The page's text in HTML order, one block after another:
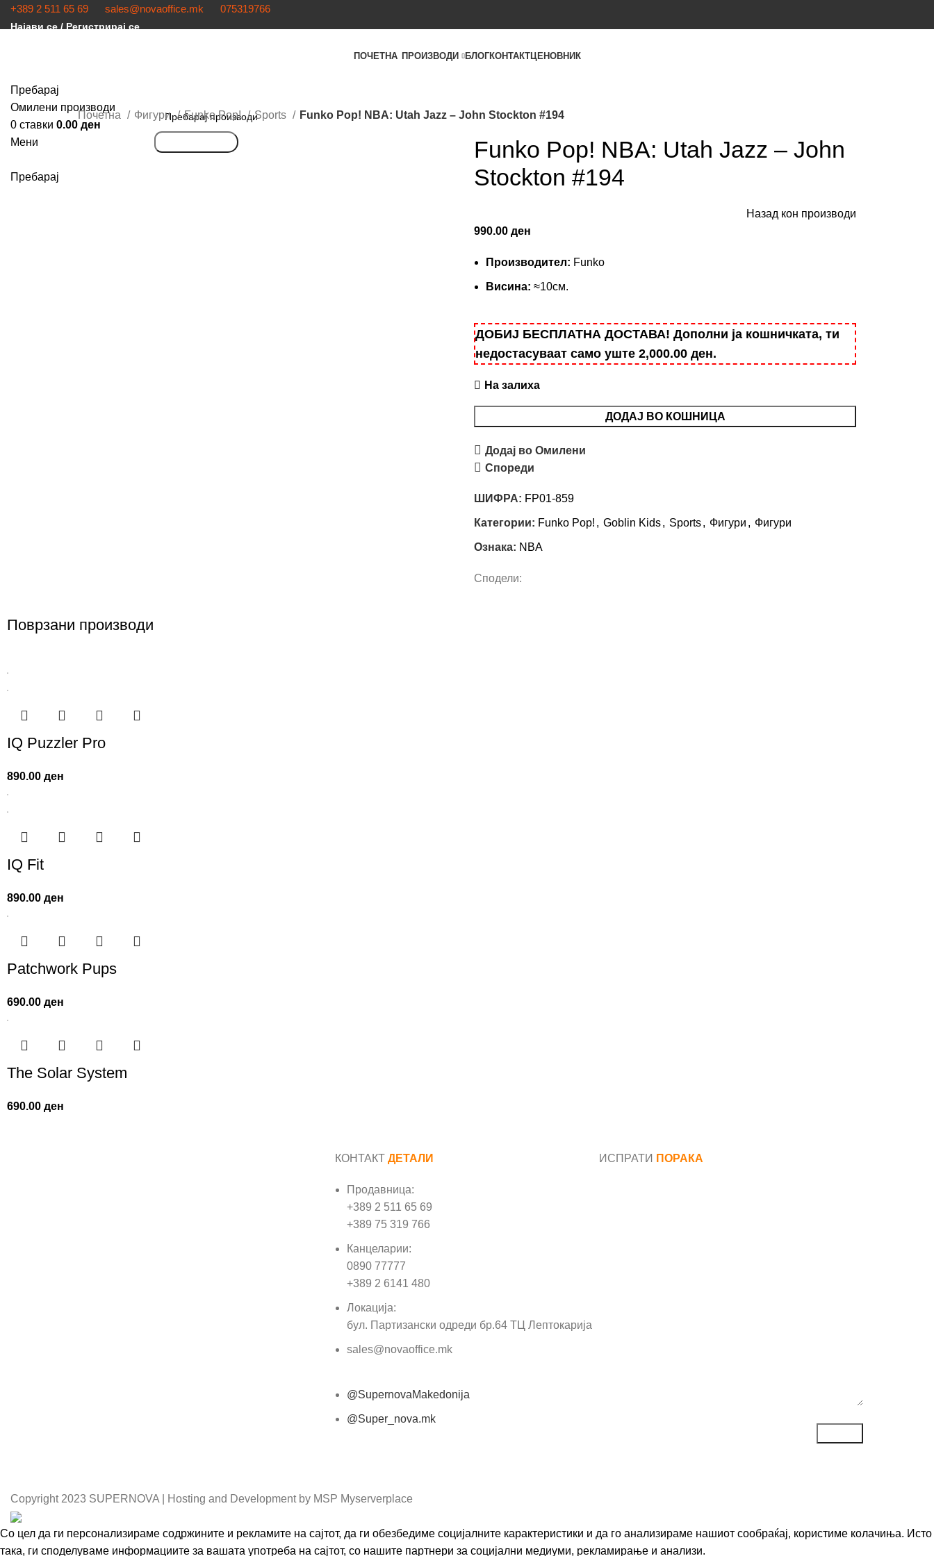
+389 2 511 65 69 sales@novaoffice.mk 075319766
Најави се / Регистрирај се
ПОЧЕТНА ПРОИЗВОДИ БЛОГКОНТАКТЦЕНОВНИК
Пребарај
Омилени производи
0 ставки 0.00 ден
Мени
Пребарај
Почетна Фигури Funko Pop! Sports Funko Pop! NBA: Utah Jazz – John Stockton #194
Funko Pop! NBA: Utah Jazz – John
Stockton #194
Назад кон производи
990.00 ден
Производител: Funko
Висина: ≈10см.
ДОБИЈ БЕСПЛАТНА ДОСТАВА! Дополни ја кошничката, ти
недостасуваат само уште 2,000.00 ден.
На залиха
ДОДАЈ ВО КОШНИЦА
Додај во Омилени
Спореди
ШИФРА: FP01-859
Категории: Funko Pop! , Goblin Kids, Sports, Фигури , Фигури
Ознака: NBA
Сподели:
Поврзани производи
IQ Puzzler Pro
890.00ден
IQ Fit
890.00ден
Patchwork Pups
690.00ден
The Solar System
690.00ден
КОНТАКТ ДЕТАЛИ
Продавница:
+389 2 511 65 69
+389 75 319 766
Канцеларии:
0890 77777
+389 2 6141 480
Локација:
бул. Партизански одреди бр.64 ТЦ Лептокарија
sales@novaoffice.mk
@SupernovaMakedonija
@Super_nova.mk
ИСПРАТИ ПОРАКА
Copyright 2023 SUPERNOVA | Hosting and Development by MSP Myserverplace
Со цел да ги персонализираме содржините и рекламите на сајтот, да ги обезбедиме социјалните карактеристики и да го анализираме нашиот сообраќај, користиме колачиња. Исто
така, ги споделуваме информациите за вашата употреба на сајтот, со нашите партнери за социјални медиуми, рекламирање и анализи.